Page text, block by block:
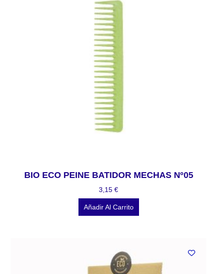
BIO ECO PEINE BATIDOR MECHAS Nº05
3,15 €
Añadir Al Carrito